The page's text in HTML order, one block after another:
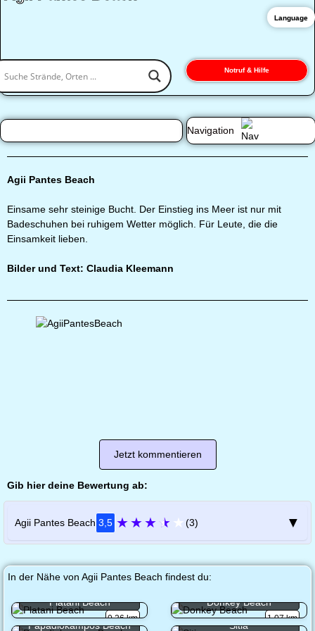
Notruf & Hilfe
Navigation
Agii Pantes Beach
Einsame sehr steinige Bucht. Der Einstieg ins Meer ist nur mit
Badeschuhen bei ruhigem Wetter möglich. Für Leute, die die
Einsamkeit lieben.
Bilder und Text: Claudia Kleemann
Jetzt kommentieren
Gib hier deine Bewertung ab:
Agii Pantes Beach 3,5 ★★★★ ★ (3) ▼
In der Nähe von Agii Pantes Beach findest du:
0.26 km
Platani Beach
1.07 km
Donkey Beach
Papadiokampos Beach Sitia
Language